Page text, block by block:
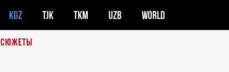
KGZ TJK TKM UZB WORLD
СЮЖЕТЫ